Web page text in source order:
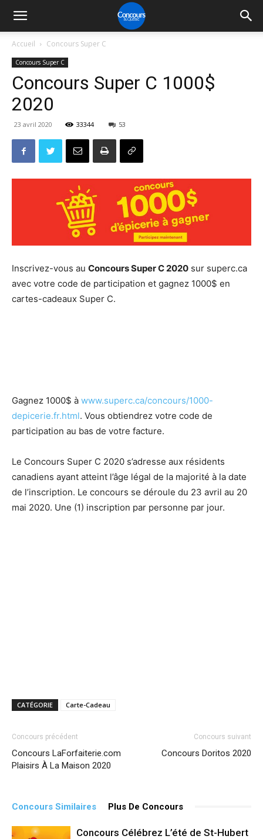
Accueil Concours Super C
Concours Super C
Concours Super C 1000$
2020
23 avril 2020 33344 53
Inscrivez-vous au Concours Super C 2020 sur superc.ca
avec votre code de participation et gagnez 1000$ en
cartes-cadeaux Super C.
Gagnez 1000$ à www.superc.ca/concours/1000-
depicerie.fr.html. Vous obtiendrez votre code de
participation au bas de votre facture.
Le Concours Super C 2020 s’adresse aux résidents
canadiens ayant atteint l’âge légal de la majorité à la date
de l’inscription. Le concours se déroule du 23 avril au 20
mai 2020. Une (1) inscription par personne par jour.
CATÉGORIE Carte-Cadeau
Concours précédent
Concours LaForfaiterie.com
Plaisirs À La Maison 2020
Concours suivant
Concours Doritos 2020
Concours Similaires Plus De Concours
Concours Célébrez L’été de St-Hubert